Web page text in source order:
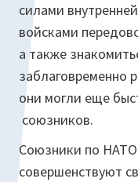
силами
войсками
а также
заблаговременно
они могли еще
союзников.
Союзники по НАТО
совершенствуют